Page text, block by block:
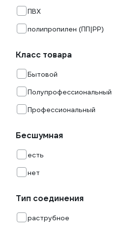
ПВХ
полипропилен (ПП|PP)
Класс товара
Бытовой
Полупрофессиональный
Профессиональный
Бесшумная
есть
нет
Тип соединения
раструбное